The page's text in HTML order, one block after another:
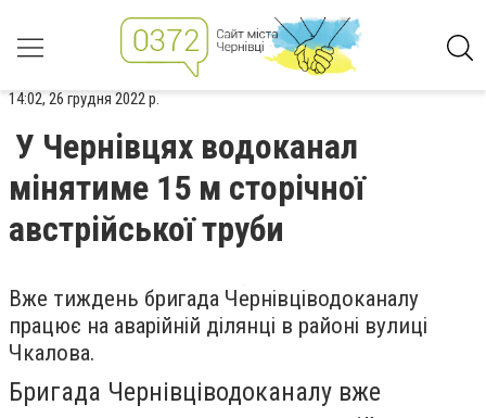
14:02, 26 грудня 2022 р.
У Чернівцях водоканал
мінятиме 15 м сторічної
австрійської труби
Вже тиждень бригада Чернівціводоканалу
працює на аварійній ділянці в районі вулиці
Чкалова.
Бригада Чернівціводоканалу вже